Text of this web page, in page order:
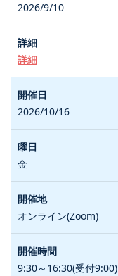
2026/9/10
詳細
2026/10/16
金
オンライン(Zoom)
9:30～16:30(受付9:00)